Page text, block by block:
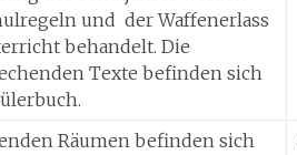
und der Waffenerlass
behandelt. Die
Texte befinden sich
Räumen befinden sich